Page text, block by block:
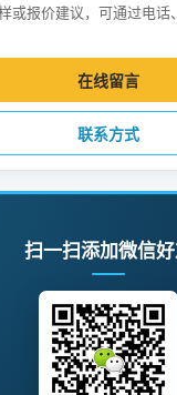
或报价建议，可通过电
在线留言
联系方式
扫一扫添加微信